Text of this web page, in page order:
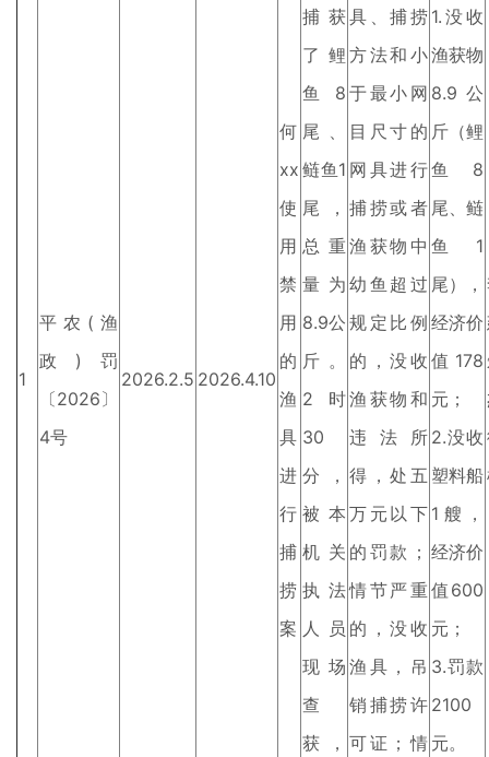
1
平农(渔
政)罚
〔2026〕
4号
2026.2.5 2026.4.10
何
xx
使
用
禁
用
的
渔
具
进
行
捕
捞
案
捕获
了鲤
鱼8
尾、
鲢鱼1
尾，
总重
量为
8.9公
斤。
2时
30
分，
被本
机关
执法
人员
现场
查
获，
具、捕捞
方法和小
于最小网
目尺寸的
网具进行
捕捞或者
渔获物中
幼鱼超过
规定比例
的，没收
渔获物和
违法所
得，处五
万元以下
的罚款；
情节严重
的，没收
渔具，吊
销捕捞许
可证；情
1.没收
渔获物
8.9公
斤（鲤
鱼8
尾、鲢
鱼1
尾），
经济价
值178
元；
2.没收
塑料船
1艘，
经济价
值600
元；
3.罚款
2100
元。